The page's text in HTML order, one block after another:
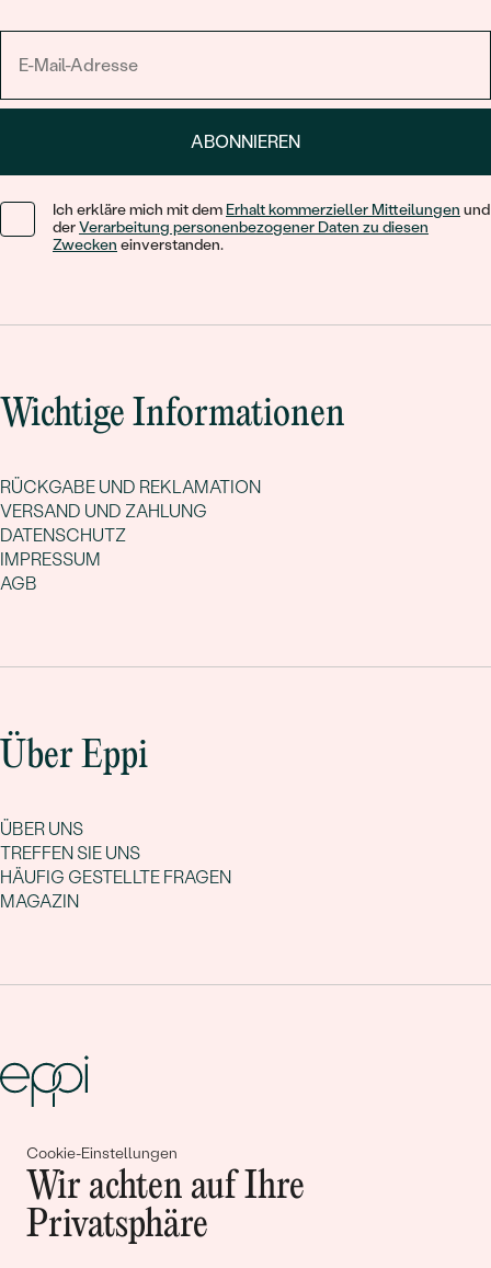
Cookie-Einstellungen
Wir achten auf Ihre
Privatsphäre
ABONNIEREN
Ich erkläre mich mit dem Erhalt kommerzieller Mitteilungen und
derVerarbeitung personenbezogener Daten zu diesen
Zwecken einverstanden.
Wichtige Informationen
RÜCKGABE UND REKLAMATION
VERSAND UND ZAHLUNG
DATENSCHUTZ
IMPRESSUM
AGB
Über Eppi
ÜBER UNS
TREFFEN SIE UNS
HÄUFIG GESTELLTE FRAGEN
MAGAZIN
Gemeinsam erschaffen wir
Geschichten von Schönheit und
Liebe